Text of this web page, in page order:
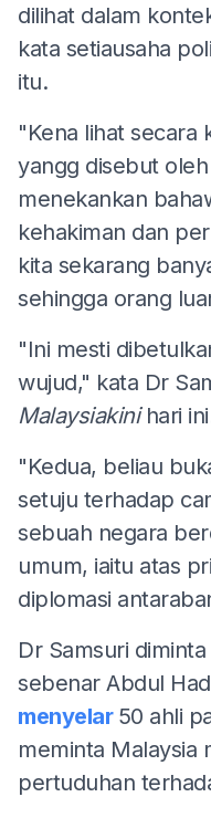
dilihat dalam
kata setiausaha
itu.
"Kena lihat secara
yangg disebut
menekankan
kehakiman dan
kita sekarang
sehingga orang
"Ini mesti
wujud," kata Dr
Malaysiakini hari
"Kedua, beliau
setuju terhadap
sebuah negara
umum, iaitu atas
diplomasi
Dr Samsuri
sebenar Abdul
menyelar 50 ahli
meminta Malaysia
pertuduhan